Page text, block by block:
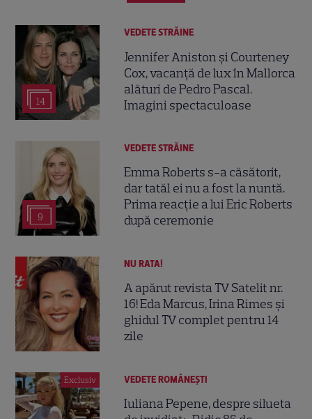
14
VEDETE STRĂINE
Jennifer Aniston și Courteney
Cox, vacanță de lux în Mallorca
alături de Pedro Pascal.
Imagini spectaculoase
9
VEDETE STRĂINE
Emma Roberts s-a căsătorit,
dar tatăl ei nu a fost la nuntă.
Prima reacție a lui Eric Roberts
după ceremonie
NU RATA!
A apărut revista TV Satelit nr.
16! Eda Marcus, Irina Rimes și
ghidul TV complet pentru 14
zile
Exclusiv VEDETE ROMÂNEŞTI
Iuliana Pepene, despre silueta